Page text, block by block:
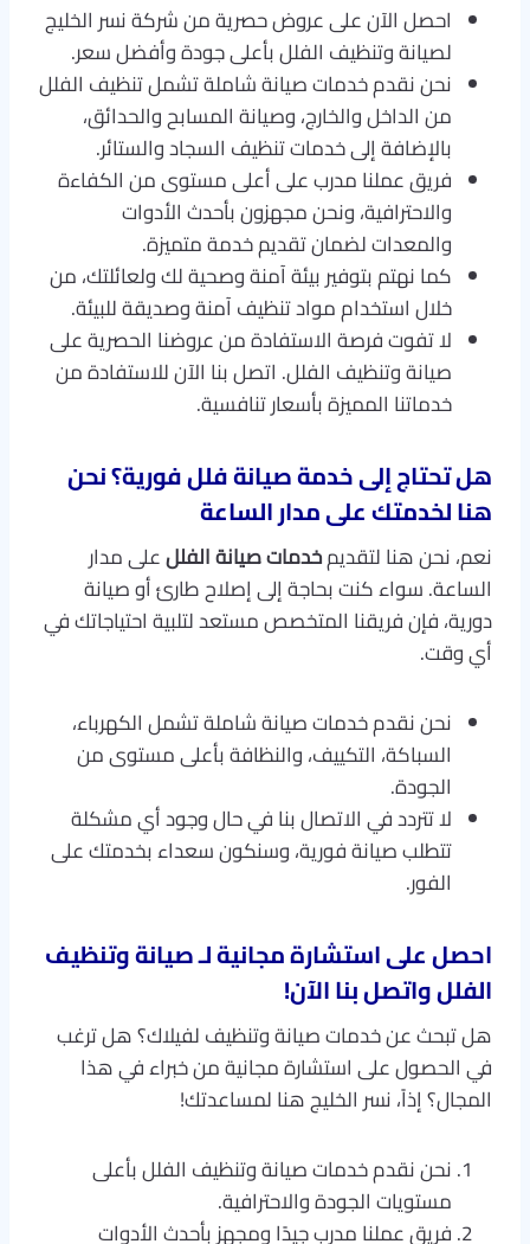
احصل الآن على عروض حصرية من شركة نسر الخليج
لصيانة وتنظيف الفلل بأعلى جودة وأفضل سعر.
نحن نقدم خدمات صيانة شاملة تشمل تنظيف الفلل
من الداخل والخارج، وصيانة المسابح والحدائق،
بالإضافة إلى خدمات تنظيف السجاد والستائر.
فريق عملنا مدرب على أعلى مستوى من الكفاءة
والاحترافية، ونحن مجهزون بأحدث الأدوات
والمعدات لضمان تقديم خدمة متميزة.
كما نهتم بتوفير بيئة آمنة وصحية لك ولعائلتك، من
خلال استخدام مواد تنظيف آمنة وصديقة للبيئة.
لا تفوت فرصة الاستفادة من عروضنا الحصرية على
صيانة وتنظيف الفلل. اتصل بنا الآن للاستفادة من
خدماتنا المميزة بأسعار تنافسية.
هل تحتاج إلىخدمة صيانة فلل فورية؟ نحن
هنا لخدمتك على مدار الساعة
نعم، نحن هنا لتقديمخدمات صيانة الفللعلى مدار
الساعة. سواء كنت بحاجة إلى إصلاح طارئ أو صيانة
دورية، فإن فريقنا المتخصص مستعد لتلبية احتياجاتك في
أي وقت.
نحن نقدم خدمات صيانة شاملة تشمل الكهرباء،
السباكة، التكييف، والنظافة بأعلى مستوى من
الجودة.
لا تتردد في الاتصال بنا في حال وجود أي مشكلة
تتطلب صيانة فورية، وسنكون سعداء بخدمتك على
الفور.
احصل على استشارة مجانية لـصيانة وتنظيف
الفللواتصل بنا الآن!
هل تبحث عن خدمات صيانة وتنظيف لفيلاك؟ هل ترغب
في الحصول على استشارة مجانية من خبراء في هذا
المجال؟ إذاً، نسر الخليج هنا لمساعدتك!
نحن نقدم خدمات صيانة وتنظيف الفلل بأعلى
مستويات الجودة والاحترافية.
فريق عملنا مدرب جيدًا ومجهز بأحدث الأدوات